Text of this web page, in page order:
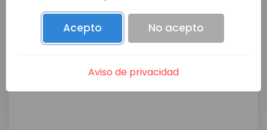
Acepto No acepto
Aviso de privacidad